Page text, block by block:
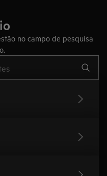
no campo de pesquisa